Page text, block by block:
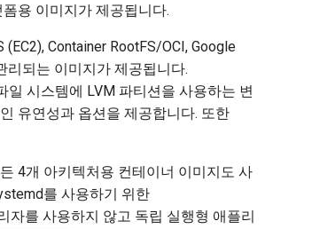
용 이미지가 제공됩니다.
Container RootFS/OCI, Google
리되는 이미지가 제공됩니다.
일 시스템에 LVM 파티션을 사용하는 변
유연성과 옵션을 제공합니다. 또한
4개 아키텍처용 컨테이너 이미지도 사
를 사용하기 위한
자를 사용하지 않고 독립 실행형 애플리